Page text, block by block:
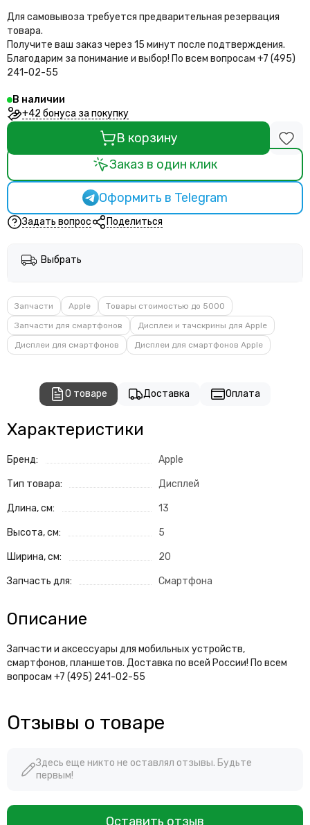
Для самовывоза требуется предварительная резервация
товара.
Получите ваш заказ через 15 минут после подтверждения.
Благодарим за понимание и выбор! По всем вопросам +7 (495)
241-02-55
В наличии
+42 бонуса за покупку
В корзину
Заказ в один клик
Оформить в Telegram
Задать вопрос Поделиться
Выбрать
Запчасти Apple
Товары стоимостью до 5000
Запчасти для смартфонов
Дисплеи и тачскрины для Apple
Дисплеи для смартфонов
Дисплеи для смартфонов Apple
О товаре Доставка Оплата
Характеристики
Бренд: Apple
Тип товара: Дисплей
Длина, см: 13
Высота, см: 5
Ширина, см: 20
Запчасть для: Смартфона
Описание
Запчасти и аксессуары для мобильных устройств,
смартфонов, планшетов. Доставка по всей России! По всем
вопросам +7 (495) 241-02-55
Отзывы о товаре
Здесь еще никто не оставлял отзывы. Будьте
первым!
Оставить отзыв